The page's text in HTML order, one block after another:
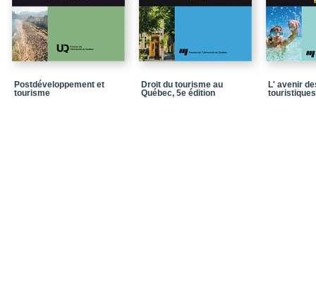
I-J
Postdéveloppement et
tourisme
Droit du tourisme au
Québec, 5e édition
L' avenir